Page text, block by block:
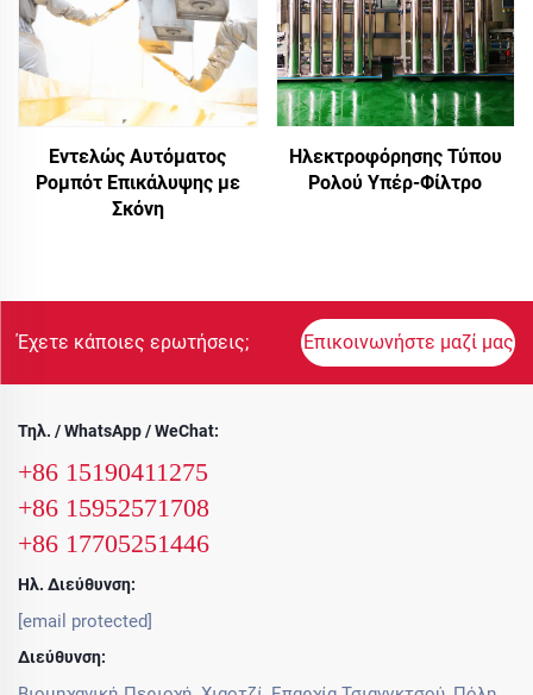
Εντελώς Αυτόματος
Ρομπότ Επικάλυψης με
Σκόνη
Ηλεκτροφόρησης Τύπου
Ρολού Υπέρ-Φίλτρο
Έχετε κάποιες ερωτήσεις; Επικοινωνήστε μαζί μας
Τηλ. / WhatsApp / WeChat:
+86 15190411275
+86 15952571708
+86 17705251446
Ηλ. Διεύθυνση:
[email protected]
Διεύθυνση: